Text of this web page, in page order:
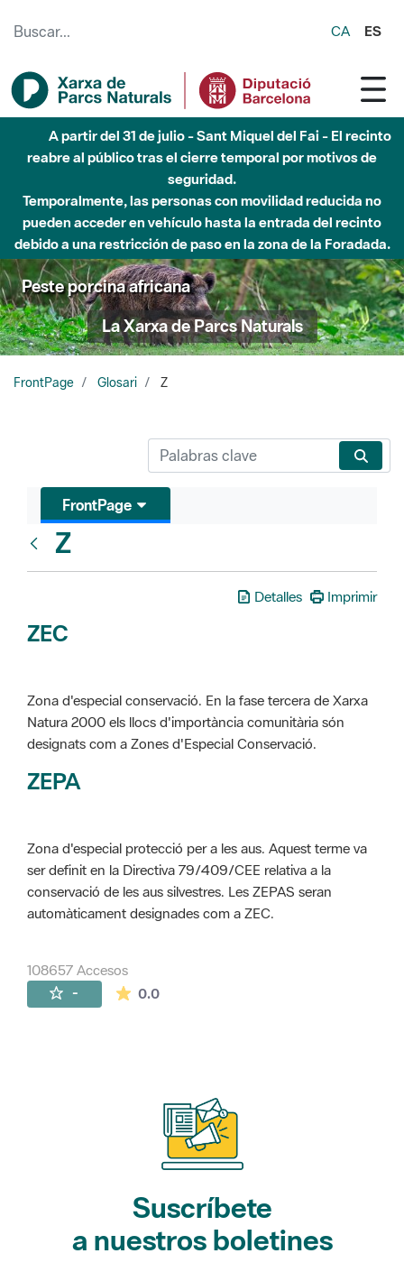
CA ES
A partir del 31 de julio - Sant Miquel del Fai - El recinto
reabre al público tras el cierre temporal por motivos de
seguridad.
Temporalmente, las personas con movilidad reducida no
pueden acceder en vehículo hasta la entrada del recinto
debido a una restricción de paso en la zona de la Foradada.
Peste porcina africana
La Xarxa de Parcs Naturals
FrontPage Glosari Z
FrontPage
Z
Detalles Imprimir
ZEC
Zona d'especial conservació. En la fase tercera de Xarxa
Natura 2000 els llocs d'importància comunitària són
designats com a Zones d'Especial Conservació.
ZEPA
Zona d'especial protecció per a les aus. Aquest terme va
ser definit en la Directiva 79/409/CEE relativa a la
conservació de les aus silvestres. Les ZEPAS seran
automàticament designades com a ZEC.
108657 Accesos
- 0.0La valoración media es de 0 estrellas de
Suscríbete
a nuestros boletines